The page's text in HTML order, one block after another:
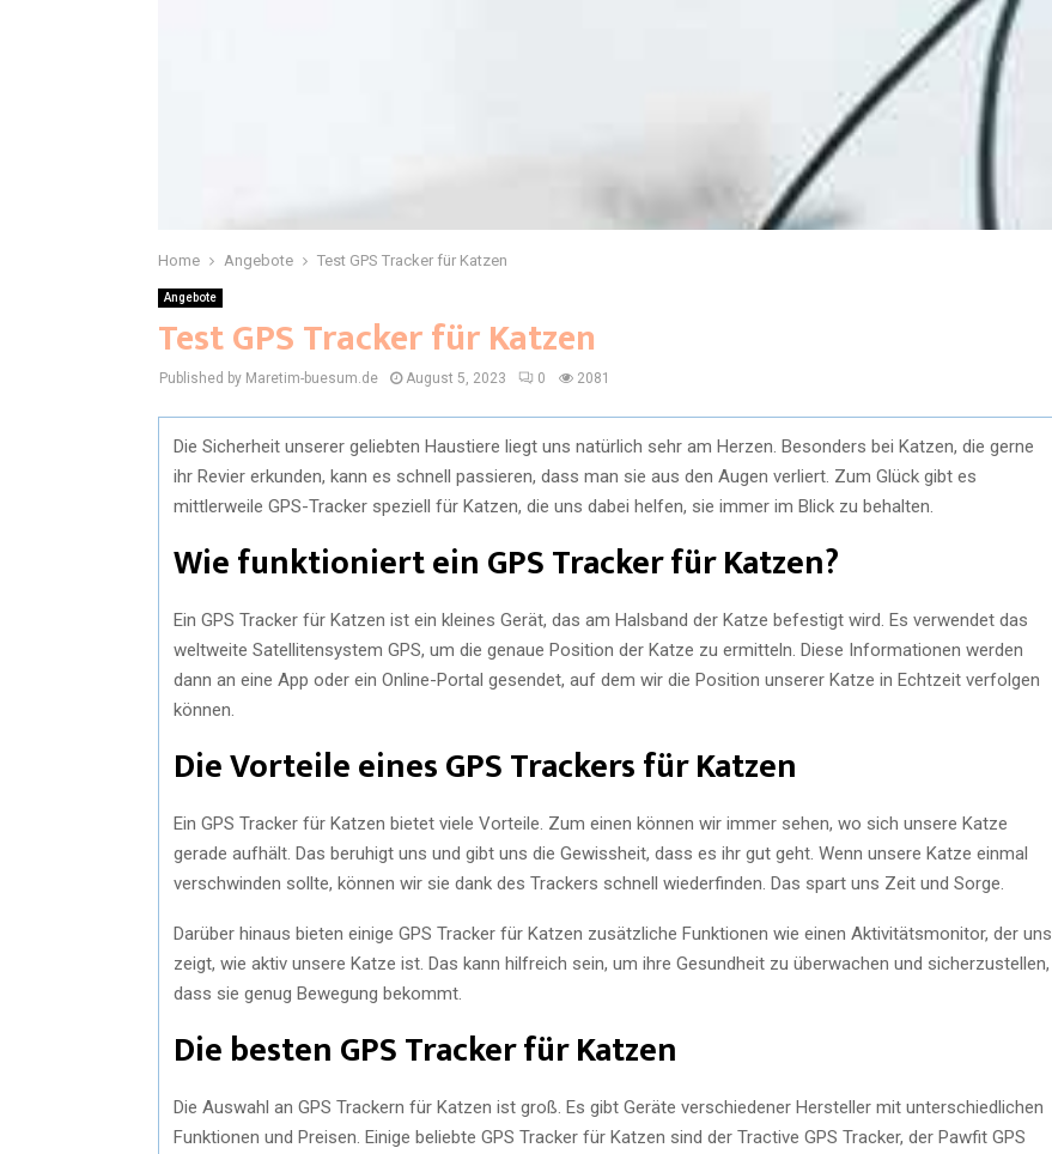
Home Angebote Test GPS Tracker für Katzen
Angebote
Test GPS Tracker für Katzen
Published by Maretim-buesum.de August 5, 2023 0 2081
Die Sicherheit unserer geliebten Haustiere liegt uns natürlich sehr am Herzen. Besonders bei Katzen, die gerne
ihr Revier erkunden, kann es schnell passieren, dass man sie aus den Augen verliert. Zum Glück gibt es
mittlerweile GPS-Tracker speziell für Katzen, die uns dabei helfen, sie immer im Blick zu behalten.
Wie funktioniert ein GPS Tracker für Katzen?
Ein GPS Tracker für Katzen ist ein kleines Gerät, das am Halsband der Katze befestigt wird. Es verwendet das
weltweite Satellitensystem GPS, um die genaue Position der Katze zu ermitteln. Diese Informationen werden
dann an eine App oder ein Online-Portal gesendet, auf dem wir die Position unserer Katze in Echtzeit verfolgen
können.
Die Vorteile eines GPS Trackers für Katzen
Ein GPS Tracker für Katzen bietet viele Vorteile. Zum einen können wir immer sehen, wo sich unsere Katze
gerade aufhält. Das beruhigt uns und gibt uns die Gewissheit, dass es ihr gut geht. Wenn unsere Katze einmal
verschwinden sollte, können wir sie dank des Trackers schnell wiederfinden. Das spart uns Zeit und Sorge.
Darüber hinaus bieten einige GPS Tracker für Katzen zusätzliche Funktionen wie einen Aktivitätsmonitor, der uns
zeigt, wie aktiv unsere Katze ist. Das kann hilfreich sein, um ihre Gesundheit zu überwachen und sicherzustellen,
dass sie genug Bewegung bekommt.
Die besten GPS Tracker für Katzen
Die Auswahl an GPS Trackern für Katzen ist groß. Es gibt Geräte verschiedener Hersteller mit unterschiedlichen
Funktionen und Preisen. Einige beliebte GPS Tracker für Katzen sind der Tractive GPS Tracker, der Pawfit GPS